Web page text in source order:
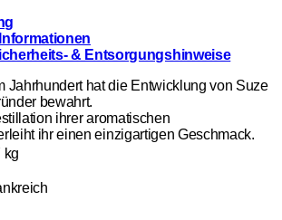
& Entsorgungshinweise
Jahrhundert hat die Entwicklung von Suze
bewahrt.
ihrer aromatischen
ihr einen einzigartigen Geschmack.
kg